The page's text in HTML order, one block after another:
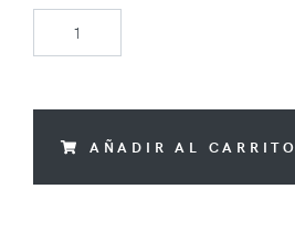
AÑADIR AL CARRITO